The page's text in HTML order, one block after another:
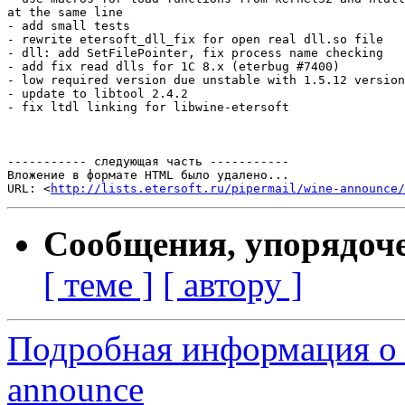
at the same line
- add small tests
- rewrite etersoft_dll_fix for open real dll.so file
- dll: add SetFilePointer, fix process name checking
- add fix read dlls for 1C 8.x (eterbug #7400)
- low required version due unstable with 1.5.12
- update to libtool 2.4.2
- fix ltdl linking for libwine-etersoft
----------- следующая часть -----------
Вложение в формате HTML было удалено...
URL: <http://lists.etersoft.ru/pipermail/wine-announce/
Сообщения,
[ теме ] [ автору ]
Подробная информация о
announce